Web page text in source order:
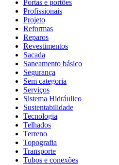
Portas e portões
Profissionais
Projeto
Reformas
Reparos
Revestimentos
Sacada
Saneamento básico
Segurança
Sem categoria
Serviços
Sistema Hidráulico
Sustentabilidade
Tecnologia
Telhados
Terreno
Topografia
Transporte
Tubos e conexões